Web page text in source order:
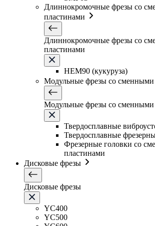
Длиннокромочные фрезы со
пластинами
Длиннокромочные фрезы со
пластинами
HEM90 (кукуруза)
Модульные фрезы со сменными
Модульные фрезы со сменными
Твердосплавные
Твердосплавные
Фрезерные головки со
пластинами
Дисковые фрезы
Дисковые фрезы
YC400
YC500